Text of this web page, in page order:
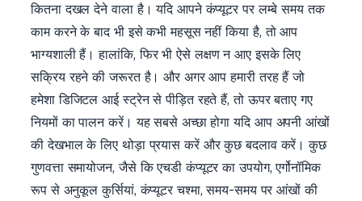
कितना दखल देने वाला है। यदि आपने कंप्यूटर पर लम्बे समय तक
काम करने के बाद भी इसे कभी महसूस नहीं किया है, तो आप
भाग्यशाली हैं। हालांकि, फिर भी ऐसे लक्षण न आए इसके लिए
सक्रिय रहने की जरूरत है। और अगर आप हमारी तरह हैं जो
हमेशा डिजिटल आई स्ट्रेन से पीड़ित रहते हैं, तो ऊपर बताए गए
नियमों का पालन करें। यह सबसे अच्छा होगा यदि आप अपनी आंखों
की देखभाल के लिए थोड़ा प्रयास करें और कुछ बदलाव करें। कुछ
गुणवत्ता समायोजन, जैसे कि एचडी कंप्यूटर का उपयोग, एर्गोनॉमिक
रूप से अनुकूल कुर्सियां, कंप्यूटर चश्मा, समय-समय पर आंखों की